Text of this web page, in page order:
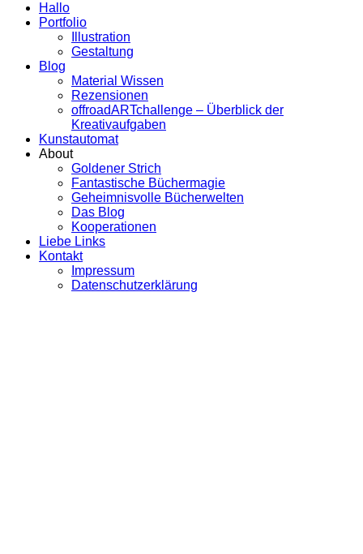
Hallo
Portfolio
Illustration
Gestaltung
Blog
Material Wissen
Rezensionen
offroadARTchallenge – Überblick der
Kreativaufgaben
Kunstautomat
About
Goldener Strich
Fantastische Büchermagie
Geheimnisvolle Bücherwelten
Das Blog
Kooperationen
Liebe Links
Kontakt
Impressum
Datenschutzerklärung